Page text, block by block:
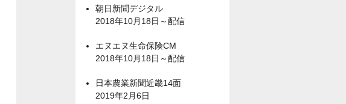
朝日新聞デジタル
2018年10月18日～配信
エヌエヌ生命保険CM
2018年10月18日～配信
日本農業新聞近畿14面
2019年2月6日